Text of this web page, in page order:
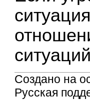
Создано на
Русская